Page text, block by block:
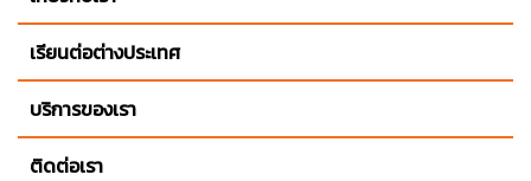
เรียนต่อต่างประเทศ
บริการของเรา
ติดต่อเรา